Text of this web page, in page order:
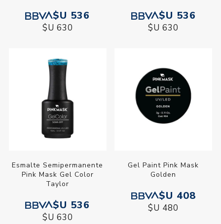
$U 536
$U 630
$U 536
$U 630
Esmalte Semipermanente
Pink Mask Gel Color
Taylor
$U 536
$U 630
Gel Paint Pink Mask
Golden
$U 408
$U 480